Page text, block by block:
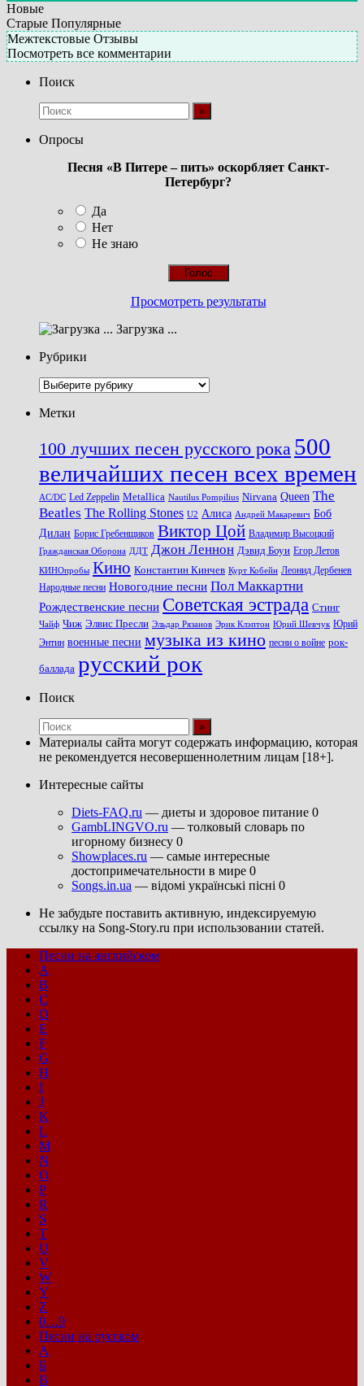
Новые
Старые Популярные
Межтекстовые Отзывы
Посмотреть все комментарии
Поиск
Опросы
Песня «В Питере – пить» оскорбляет Санкт-
Петербург?
Да
Нет
Не знаю
Просмотреть результаты
Загрузка ...
Рубрики
Рубрики
Метки
100 лучших песен русского рока 500
величайших песен всех времен
AC/DC Led Zeppelin Metallica Nautilus Pompilius Nirvana Queen The
Beatles The Rolling Stones U2 Алиса Андрей Макаревич Боб
Дилан Борис Гребенщиков Виктор Цой Владимир Высоцкий
Гражданская Оборона ДДТ Джон Леннон Дэвид Боуи Егор Летов
КИНОпробы Кино Константин Кинчев Курт Кобейн Леонид Дербенев
Народные песни Новогодние песни Пол Маккартни
Рождественские песни Советская эстрада Стинг
Чайф Чиж Элвис Пресли Эльдар Рязанов Эрик Клэптон Юрий Шевчук Юрий
Энтин военные песни музыка из кино песни о войне рок-
баллада русский рок
Поиск
Материалы сайта могут содержать информацию, которая
не рекомендуется несовершеннолетним лицам [18+].
Интересные сайты
Diets-FAQ.ru — диеты и здоровое питание 0
GambLINGVO.ru — толковый словарь по
игорному бизнесу 0
Showplaces.ru — самые интересные
достопримечательности в мире 0
Songs.in.ua — відомі українські пісні 0
Не забудьте поставить активную, индексируемую
ссылку на Song-Story.ru при использовании статей.
Песни на английском
A
B
C
D
E
F
G
H
I
J
K
L
M
N
O
P
R
S
T
U
V
W
Y
Z
0…9
Песни на русском
А
Б
В